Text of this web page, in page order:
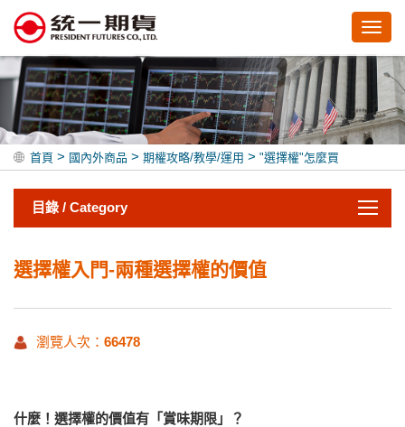
首頁 > 國內外商品 > 期權攻略/教學/運用 > "選擇權"怎麼買
目錄 / Category
選擇權入門-兩種選擇權的價值
瀏覽人次： 66478
什麼！選擇權的價值有「賞味期限」？